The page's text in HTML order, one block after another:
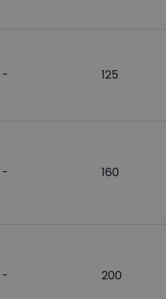
- 125
- 160
- 200